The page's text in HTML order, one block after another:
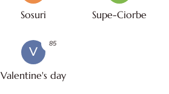
Sosuri Supe-Ciorbe
V
Valentine's day
85